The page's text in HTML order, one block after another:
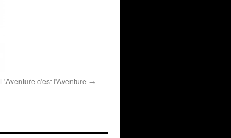
L'Aventure c'est l'Aventure